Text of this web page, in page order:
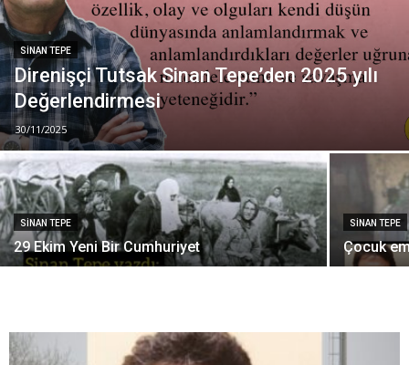
SINAN TEPE
Direnişçi Tutsak Sinan Tepe’den 2025 yılı
Değerlendirmesi
30/11/2025
SINAN TEPE
29 Ekim Yeni Bir Cumhuriyet
SINAN TEPE
Çocuk